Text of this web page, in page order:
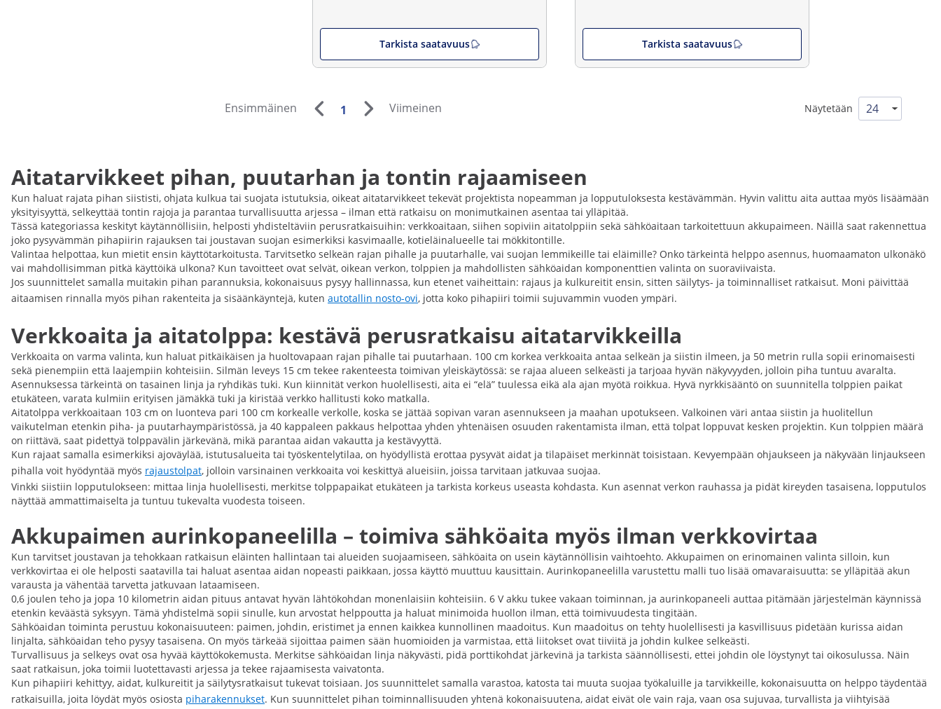
Tarkista saatavuus Tarkista saatavuus
Ensimmäinen 1 Viimeinen Näytetään
Aitatarvikkeet pihan, puutarhan ja tontin rajaamiseen
Kun haluat rajata pihan siististi, ohjata kulkua tai suojata istutuksia, oikeat aitatarvikkeet tekevät projektista nopeamman ja lopputuloksesta kestävämmän. Hyvin valittu aita auttaa myös lisäämään
yksityisyyttä, selkeyttää tontin rajoja ja parantaa turvallisuutta arjessa – ilman että ratkaisu on monimutkainen asentaa tai ylläpitää.
Tässä kategoriassa keskityt käytännöllisiin, helposti yhdisteltäviin perusratkaisuihin: verkkoaitaan, siihen sopiviin aitatolppiin sekä sähköaitaan tarkoitettuun akkupaimeen. Näillä saat rakennettua
joko pysyvämmän pihapiirin rajauksen tai joustavan suojan esimerkiksi kasvimaalle, kotieläinalueelle tai mökkitontille.
Valintaa helpottaa, kun mietit ensin käyttötarkoitusta. Tarvitsetko selkeän rajan pihalle ja puutarhalle, vai suojan lemmikeille tai eläimille? Onko tärkeintä helppo asennus, huomaamaton ulkonäkö
vai mahdollisimman pitkä käyttöikä ulkona? Kun tavoitteet ovat selvät, oikean verkon, tolppien ja mahdollisten sähköaidan komponenttien valinta on suoraviivaista.
Jos suunnittelet samalla muitakin pihan parannuksia, kokonaisuus pysyy hallinnassa, kun etenet vaiheittain: rajaus ja kulkureitit ensin, sitten säilytys- ja toiminnalliset ratkaisut. Moni päivittää
aitaamisen rinnalla myös pihan rakenteita ja sisäänkäyntejä, kuten autotallin nosto-ovi, jotta koko pihapiiri toimii sujuvammin vuoden ympäri.
Verkkoaita ja aitatolppa: kestävä perusratkaisu aitatarvikkeilla
Verkkoaita on varma valinta, kun haluat pitkäikäisen ja huoltovapaan rajan pihalle tai puutarhaan. 100 cm korkea verkkoaita antaa selkeän ja siistin ilmeen, ja 50 metrin rulla sopii erinomaisesti
sekä pienempiin että laajempiin kohteisiin. Silmän leveys 15 cm tekee rakenteesta toimivan yleiskäytössä: se rajaa alueen selkeästi ja tarjoaa hyvän näkyvyyden, jolloin piha tuntuu avaralta.
Asennuksessa tärkeintä on tasainen linja ja ryhdikäs tuki. Kun kiinnität verkon huolellisesti, aita ei “elä” tuulessa eikä ala ajan myötä roikkua. Hyvä nyrkkisääntö on suunnitella tolppien paikat
etukäteen, varata kulmiin erityisen jämäkkä tuki ja kiristää verkko hallitusti koko matkalla.
Aitatolppa verkkoaitaan 103 cm on luonteva pari 100 cm korkealle verkolle, koska se jättää sopivan varan asennukseen ja maahan upotukseen. Valkoinen väri antaa siistin ja huolitellun
vaikutelman etenkin piha- ja puutarhaympäristössä, ja 40 kappaleen pakkaus helpottaa yhden yhtenäisen osuuden rakentamista ilman, että tolpat loppuvat kesken projektin. Kun tolppien määrä
on riittävä, saat pidettyä tolppavälin järkevänä, mikä parantaa aidan vakautta ja kestävyyttä.
Kun rajaat samalla esimerkiksi ajoväylää, istutusalueita tai työskentelytilaa, on hyödyllistä erottaa pysyvät aidat ja tilapäiset merkinnät toisistaan. Kevyempään ohjaukseen ja näkyvään linjaukseen
pihalla voit hyödyntää myös rajaustolpat, jolloin varsinainen verkkoaita voi keskittyä alueisiin, joissa tarvitaan jatkuvaa suojaa.
Vinkki siistiin lopputulokseen: mittaa linja huolellisesti, merkitse tolppapaikat etukäteen ja tarkista korkeus useasta kohdasta. Kun asennat verkon rauhassa ja pidät kireyden tasaisena, lopputulos
näyttää ammattimaiselta ja tuntuu tukevalta vuodesta toiseen.
Akkupaimen aurinkopaneelilla – toimiva sähköaita myös ilman verkkovirtaa
Kun tarvitset joustavan ja tehokkaan ratkaisun eläinten hallintaan tai alueiden suojaamiseen, sähköaita on usein käytännöllisin vaihtoehto. Akkupaimen on erinomainen valinta silloin, kun
verkkovirtaa ei ole helposti saatavilla tai haluat asentaa aidan nopeasti paikkaan, jossa käyttö muuttuu kausittain. Aurinkopaneelilla varustettu malli tuo lisää omavaraisuutta: se ylläpitää akun
varausta ja vähentää tarvetta jatkuvaan lataamiseen.
0,6 joulen teho ja jopa 10 kilometrin aidan pituus antavat hyvän lähtökohdan monenlaisiin kohteisiin. 6 V akku tukee vakaan toiminnan, ja aurinkopaneeli auttaa pitämään järjestelmän käynnissä
etenkin keväästä syksyyn. Tämä yhdistelmä sopii sinulle, kun arvostat helppoutta ja haluat minimoida huollon ilman, että toimivuudesta tingitään.
Sähköaidan toiminta perustuu kokonaisuuteen: paimen, johdin, eristimet ja ennen kaikkea kunnollinen maadoitus. Kun maadoitus on tehty huolellisesti ja kasvillisuus pidetään kurissa aidan
linjalta, sähköaidan teho pysyy tasaisena. On myös tärkeää sijoittaa paimen sään huomioiden ja varmistaa, että liitokset ovat tiiviitä ja johdin kulkee selkeästi.
Turvallisuus ja selkeys ovat osa hyvää käyttökokemusta. Merkitse sähköaidan linja näkyvästi, pidä porttikohdat järkevinä ja tarkista säännöllisesti, ettei johdin ole löystynyt tai oikosulussa. Näin
saat ratkaisun, joka toimii luotettavasti arjessa ja tekee rajaamisesta vaivatonta.
Kun pihapiiri kehittyy, aidat, kulkureitit ja säilytysratkaisut tukevat toisiaan. Jos suunnittelet samalla varastoa, katosta tai muuta suojaa työkaluille ja tarvikkeille, kokonaisuutta on helppo täydentää
ratkaisuilla, joita löydät myös osiosta piharakennukset. Kun suunnittelet pihan toiminnallisuuden yhtenä kokonaisuutena, aidat eivät ole vain raja, vaan osa sujuvaa, turvallista ja viihtyisää